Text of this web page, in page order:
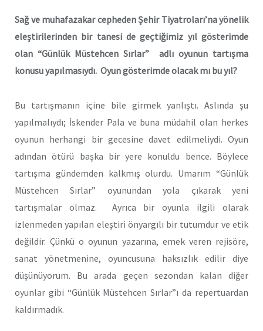
Sağ ve muhafazakar cepheden Şehir Tiyatroları’na yönelik
eleştirilerinden bir tanesi de geçtiğimiz yıl gösterimde
olan “Günlük Müstehcen Sırlar” adlı oyunun tartışma
konusu yapılmasıydı. Oyun gösterimde olacak mı bu yıl?
Bu tartışmanın içine bile girmek yanlıştı. Aslında şu
yapılmalıydı; İskender Pala ve buna müdahil olan herkes
oyunun herhangi bir gecesine davet edilmeliydi. Oyun
adından ötürü başka bir yere konuldu bence. Böylece
tartışma gündemden kalkmış olurdu. Umarım “Günlük
Müstehcen Sırlar” oyunundan yola çıkarak yeni
tartışmalar olmaz. Ayrıca bir oyunla ilgili olarak
izlenmeden yapılan eleştiri önyargılı bir tutumdur ve etik
değildir. Çünkü o oyunun yazarına, emek veren rejisöre,
sanat yönetmenine, oyuncusuna haksızlık edilir diye
düşünüyorum. Bu arada geçen sezondan kalan diğer
oyunlar gibi “Günlük Müstehcen Sırlar”ı da repertuardan
kaldırmadık.